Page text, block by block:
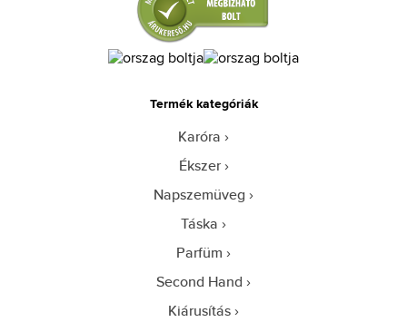
Termék kategóriák
Karóra
Ékszer
Napszemüveg
Táska
Parfüm
Second Hand
Kiárusítás